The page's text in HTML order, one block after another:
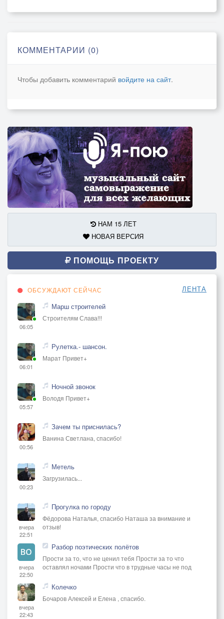
КОММЕНТАРИИ (0)
Чтобы добавить комментарий войдите на сайт.
НАМ 15 ЛЕТ
НОВАЯ ВЕРСИЯ
ПОМОЩЬ ПРОЕКТУ
ОБСУЖДАЮТ СЕЙЧАС ЛЕНТА
06:05
Марш строителей
Строителям Слава!!!
06:01
Рулетка.- шансон.
Марат Привет+
05:57
Ночной звонок
Володя Привет+
00:56
Зачем ты приснилась?
Ванина Светлана, спасибо!
00:23
Метель
Загрузилась...
вчера
22:51
Прогулка по городу
Фёдорова Наталья, спасибо Наташа за внимание и
отзыв!
вчера
22:50
Разбор поэтических полётов
Прости за то, что не ценил тебя Прости за то что
оставлял ночами Прости что в трудные часы не под
вчера
22:43
Колечко
Бочаров Алексей и Елена , спасибо.